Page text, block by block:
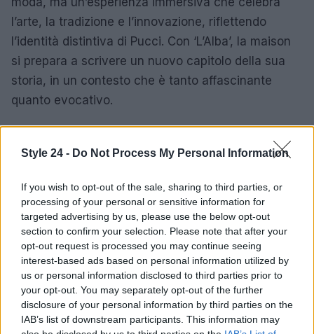
Style 24 - Do Not Process My Personal Information
If you wish to opt-out of the sale, sharing to third parties, or
processing of your personal or sensitive information for
targeted advertising by us, please use the below opt-out
section to confirm your selection. Please note that after your
opt-out request is processed you may continue seeing
interest-based ads based on personal information utilized by
us or personal information disclosed to third parties prior to
your opt-out. You may separately opt-out of the further
disclosure of your personal information by third parties on the
IAB’s list of downstream participants. This information may
l’arte, la tradizione e l’innovazione, riflettendo
l’identità distintiva di Pucci. Con ‘L’Alba’, la maison
si prepara a scrivere un nuovo capitolo della sua
storia, in un contesto che è tanto affascinante
quanto evocativo.
AUTORE